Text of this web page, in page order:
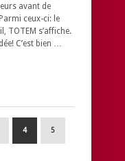
avant de
ceux-ci: le
TOTEM s’affiche.
C’est bien …
4 5